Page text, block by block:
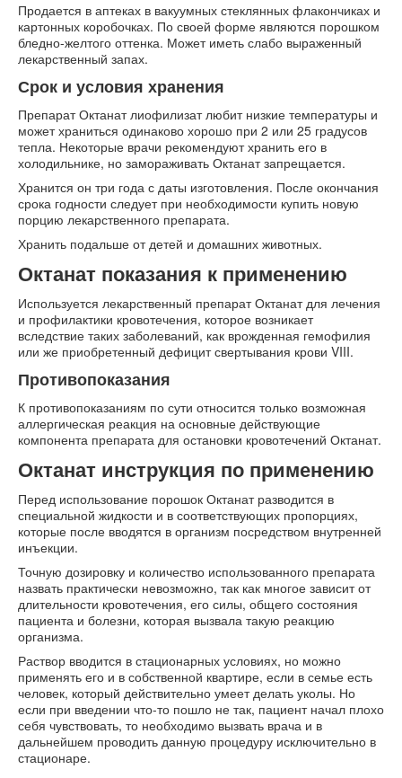
Продается в аптеках в вакуумных стеклянных флакончиках и
картонных коробочках. По своей форме являются порошком
бледно-желтого оттенка. Может иметь слабо выраженный
лекарственный запах.
Срок и условия хранения
Препарат Октанат лиофилизат любит низкие температуры и
может храниться одинаково хорошо при 2 или 25 градусов
тепла. Некоторые врачи рекомендуют хранить его в
холодильнике, но замораживать Октанат запрещается.
Хранится он три года с даты изготовления. После окончания
срока годности следует при необходимости купить новую
порцию лекарственного препарата.
Хранить подальше от детей и домашних животных.
Октанат показания к применению
Используется лекарственный препарат Октанат для лечения
и профилактики кровотечения, которое возникает
вследствие таких заболеваний, как врожденная гемофилия
или же приобретенный дефицит свертывания крови VIII.
Противопоказания
К противопоказаниям по сути относится только возможная
аллергическая реакция на основные действующие
компонента препарата для остановки кровотечений Октанат.
Октанат инструкция по применению
Перед использование порошок Октанат разводится в
специальной жидкости и в соответствующих пропорциях,
которые после вводятся в организм посредством внутренней
инъекции.
Точную дозировку и количество использованного препарата
назвать практически невозможно, так как многое зависит от
длительности кровотечения, его силы, общего состояния
пациента и болезни, которая вызвала такую реакцию
организма.
Раствор вводится в стационарных условиях, но можно
применять его и в собственной квартире, если в семье есть
человек, который действительно умеет делать уколы. Но
если при введении что-то пошло не так, пациент начал плохо
себя чувствовать, то необходимо вызвать врача и в
дальнейшем проводить данную процедуру исключительно в
стационаре.